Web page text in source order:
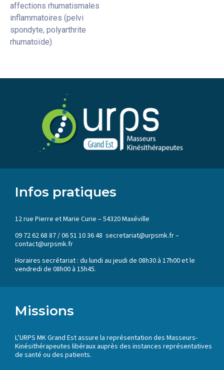
affections rhumatismales
inflammatoires (pelvi
spondyte, polyarthrite
rhumatoïde)
Infos pratiques
12 rue Pierre et Marie Curie – 54320 Maxéville
09 72 62 68 87 / 06 51 10 36 48 secretariat@urpsmk.fr –
contact@urpsmk.fr
Horaires secrétariat : du lundi au jeudi de 08h30 à 17h00 et le
vendredi de 08h00 à 15h45.
Missions
L’URPS MK Grand Est assure la représentation des Masseurs-
Kinésithérapeutes libéraux auprès des instances représentatives
de santé ou des patients.